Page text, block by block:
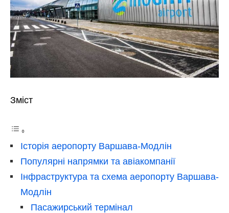
Зміст
Історія аеропорту Варшава-Модлін
Популярні напрямки та авіакомпанії
Інфраструктура та схема аеропорту Варшава-
Модлін
Пасажирський термінал